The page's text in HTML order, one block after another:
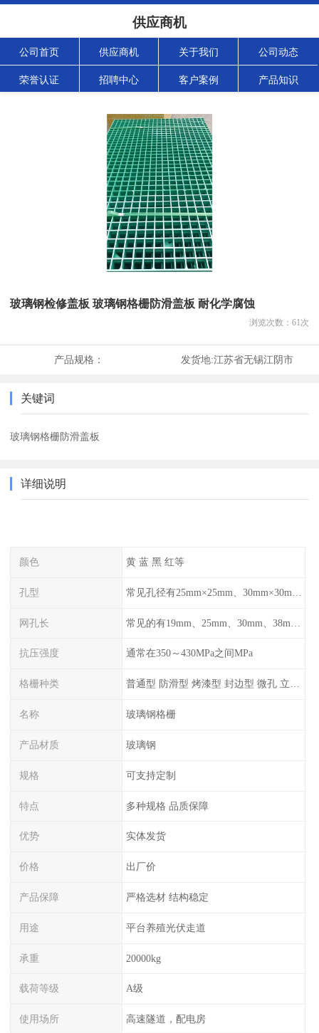
供应商机
公司首页 供应商机 关于我们 公司动态
荣誉认证 招聘中心 客户案例 产品知识
玻璃钢检修盖板 玻璃钢格栅防滑盖板 耐化学腐蚀
浏览次数： 61次
产品规格： 发货地:江苏省无锡江阴市
关键词
玻璃钢格栅防滑盖板
详细说明
颜色 黄 蓝 黑 红等
孔型
网孔长
抗压强度 通常在350～430MPa之间MPa
格栅种类 普通型 防滑型 ‌烤漆型 封边型 ‌微孔 立体 加砂覆面型 平面型
名称 玻璃钢格栅
产品材质 玻璃钢
规格 可支持定制
特点 多种规格 品质保障
优势 实体发货
价格 出厂价
产品保障 严格选材 结构稳定
用途 平台养殖光伏走道
承重 20000kg
载荷等级 A级
使用场所 高速隧道，配电房